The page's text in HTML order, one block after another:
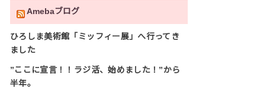
Amebaブログ
ひろしま美術館「ミッフィー展」へ行ってき
ました
”ここに宣言！！ラジ活、始めました！”から
半年。